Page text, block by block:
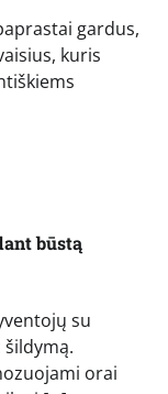
gardus,
kuris
būstą
su
orai